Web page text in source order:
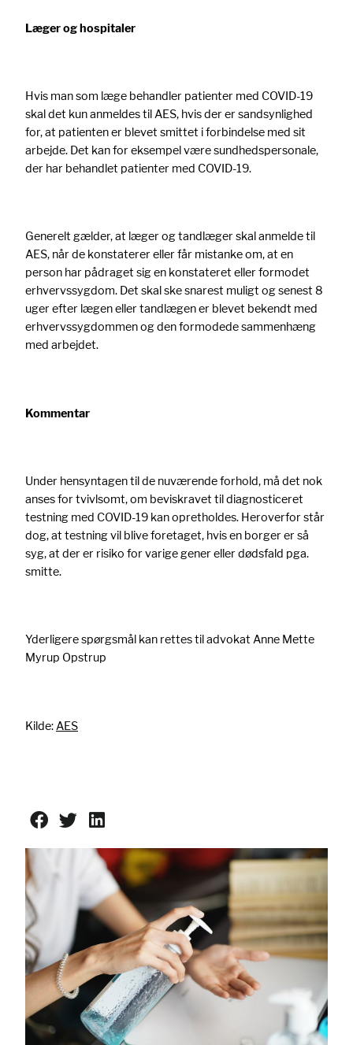
Læger og hospitaler
Hvis man som læge behandler patienter med COVID-19
skal det kun anmeldes til AES, hvis der er sandsynlighed
for, at patienten er blevet smittet i forbindelse med sit
arbejde. Det kan for eksempel være sundhedspersonale,
der har behandlet patienter med COVID-19.
Generelt gælder, at læger og tandlæger skal anmelde til
AES, når de konstaterer eller får mistanke om, at en
person har pådraget sig en konstateret eller formodet
erhvervssygdom. Det skal ske snarest muligt og senest 8
uger efter lægen eller tandlægen er blevet bekendt med
erhvervssygdommen og den formodede sammenhæng
med arbejdet.
Kommentar
Under hensyntagen til de nuværende forhold, må det nok
anses for tvivlsomt, om beviskravet til diagnosticeret
testning med COVID-19 kan opretholdes. Heroverfor står
dog, at testning vil blive foretaget, hvis en borger er så
syg, at der er risiko for varige gener eller dødsfald pga.
smitte.
Yderligere spørgsmål kan rettes til advokat Anne Mette
Myrup Opstrup
Kilde: AES